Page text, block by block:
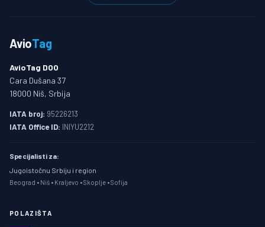
AvioTag
AvioTag DOO
Cara Dušana 37
18000 Niš, Srbija
IATA broj: 95226213
IATA Office ID: INIYU2212
Specijalisti za:
Jugoistočnu Srbiju i region
Beograd • Niš • Kraljevo • Skoplje • Sofija
POLAZIŠTA